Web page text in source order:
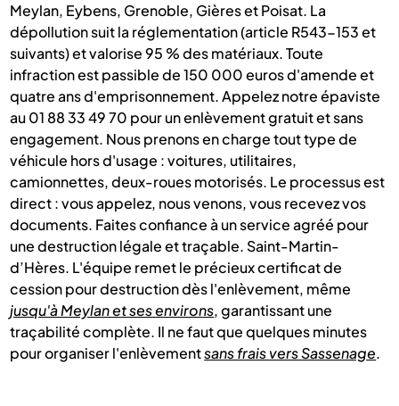
Meylan, Eybens, Grenoble, Gières et Poisat. La
dépollution suit la réglementation (article R543-153 et
suivants) et valorise 95 % des matériaux. Toute
infraction est passible de 150 000 euros d'amende et
quatre ans d'emprisonnement. Appelez notre épaviste
au 01 88 33 49 70 pour un enlèvement gratuit et sans
engagement. Nous prenons en charge tout type de
véhicule hors d'usage : voitures, utilitaires,
camionnettes, deux-roues motorisés. Le processus est
direct : vous appelez, nous venons, vous recevez vos
documents. Faites confiance à un service agréé pour
une destruction légale et traçable. Saint-Martin-
d’Hères. L'équipe remet le précieux certificat de
cession pour destruction dès l'enlèvement, même
jusqu'à Meylan et ses environs, garantissant une
traçabilité complète. Il ne faut que quelques minutes
pour organiser l'enlèvementsans frais vers Sassenage.